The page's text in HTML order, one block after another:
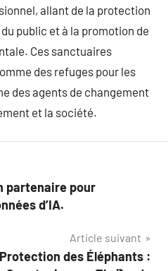
allant de la protection
public et à la promotion de
Ces sanctuaires
des refuges pour les
des agents de changement
et la société.
partenaire pour
d’IA.
Article suivant
des Éléphants :